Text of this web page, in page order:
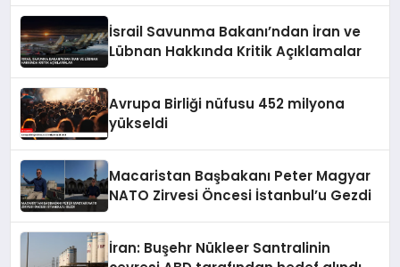
İsrail Savunma Bakanı’ndan İran ve
Lübnan Hakkında Kritik Açıklamalar
Avrupa Birliği nüfusu 452 milyona
yükseldi
Macaristan Başbakanı Peter Magyar
NATO Zirvesi Öncesi İstanbul’u Gezdi
İran: Buşehr Nükleer Santralinin